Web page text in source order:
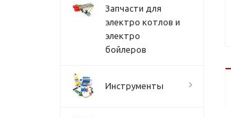
Запчасти для
электро котлов и
электро
бойлеров
Инструменты